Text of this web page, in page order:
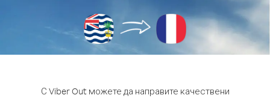
С Viber Out можете да направите качествени